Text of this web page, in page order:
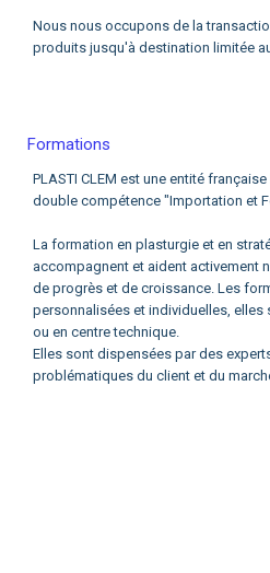
Nous nous occupons de la
produits jusqu'à destination limitée
Formations
PLASTI CLEM est une entité
double compétence "Importation et
La formation en plasturgie et en
accompagnent et aident activement
de progrès et de croissance. Les
personnalisées et individuelles, elles
ou en centre technique.
Elles sont dispensées par des
problématiques du client et du